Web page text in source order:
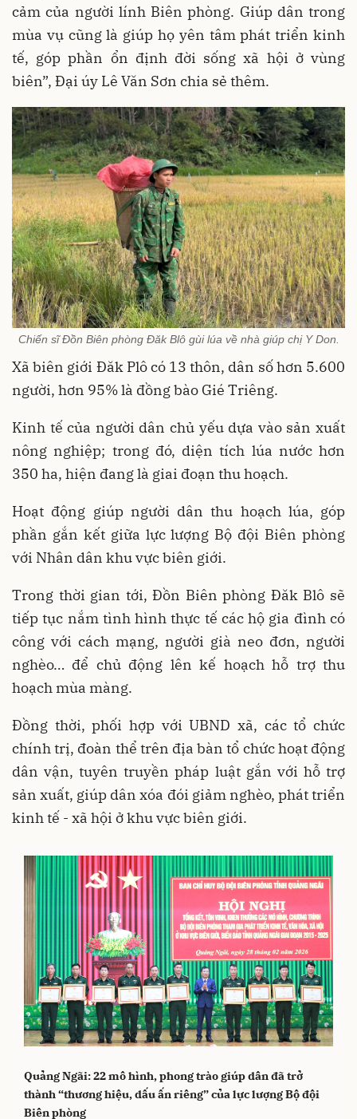
cảm của người lính Biên phòng. Giúp dân trong
mùa vụ cũng là giúp họ yên tâm phát triển kinh
tế, góp phần ổn định đời sống xã hội ở vùng
biên”, Đại úy Lê Văn Sơn chia sẻ thêm.
Chiến sĩ Đồn Biên phòng Đăk Blô gùi lúa về nhà giúp chị Y Don.
Xã biên giới Đăk Plô có 13 thôn, dân số hơn 5.600
người, hơn 95% là đồng bào Gié Triêng.
Kinh tế của người dân chủ yếu dựa vào sản xuất
nông nghiệp; trong đó, diện tích lúa nước hơn
350 ha, hiện đang là giai đoạn thu hoạch.
Hoạt động giúp người dân thu hoạch lúa, góp
phần gắn kết giữa lực lượng Bộ đội Biên phòng
với Nhân dân khu vực biên giới.
Trong thời gian tới, Đồn Biên phòng Đăk Blô sẽ
tiếp tục nắm tình hình thực tế các hộ gia đình có
công với cách mạng, người già neo đơn, người
nghèo… để chủ động lên kế hoạch hỗ trợ thu
hoạch mùa màng.
Đồng thời, phối hợp với UBND xã, các tổ chức
chính trị, đoàn thể trên địa bàn tổ chức hoạt động
dân vận, tuyên truyền pháp luật gắn với hỗ trợ
sản xuất, giúp dân xóa đói giảm nghèo, phát triển
kinh tế - xã hội ở khu vực biên giới.
Quảng Ngãi: 22 mô hình, phong trào giúp dân đã trở
thành “thương hiệu, dấu ấn riêng” của lực lượng Bộ đội
Biên phòng